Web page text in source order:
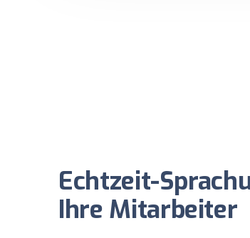
Echtzeit-
Ihre Mitarbeiter